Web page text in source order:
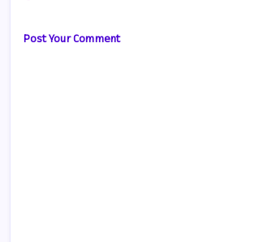
Post Your Comment